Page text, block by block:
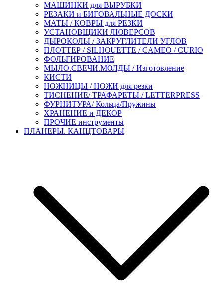
МАШИНКИ для ВЫРУБКИ
РЕЗАКИ и БИГОВАЛЬНЫЕ ДОСКИ
МАТЫ / КОВРЫ для РЕЗКИ
УСТАНОВЩИКИ ЛЮВЕРСОВ
ДЫРОКОЛЫ / ЗАКРУГЛИТЕЛИ УГЛОВ
ПЛОТТЕР / SILHOUETTE / CAMEO / CURIO
ФОЛЬГИРОВАНИЕ
МЫЛО.СВЕЧИ.МОЛДЫ / Изготовление
КИСТИ
НОЖНИЦЫ / НОЖИ для резки
ТИСНЕНИЕ/ ТРАФАРЕТЫ / LETTERPRESS
ФУРНИТУРА/ Кольца/Пружины
ХРАНЕНИЕ и ДЕКОР
ПРОЧИЕ инструменты
ПЛАНЕРЫ. КАНЦТОВАРЫ